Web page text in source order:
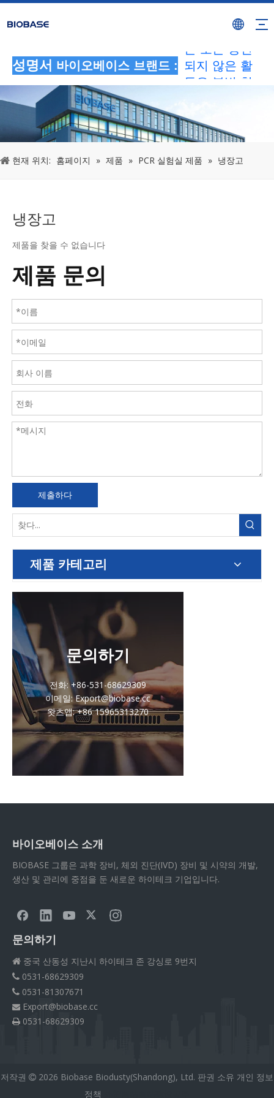
성명서 바이오베이스 브랜드 :
랜드를 사용하
되지 않은 활
동은 불법 침
에서 법적 책
임을 조사하겠
습니다.
현재 위치: 홈페이지 » 제품 » PCR 실험실 제품 » 냉장고
냉장고
제품을 찾을 수 없습니다
제품 문의
제출하다
제품 카테고리
문의하기
전화: +86-531-68629309
이메일: Export@biobase.cc
왓츠앱: +86 15965313270
바이오베이스 소개
BIOBASE 그룹은 과학 장비, 체외 진단(IVD) 장비 및 시약의 개발,
생산 및 관리에 중점을 둔 새로운 하이테크 기업입니다.
문의하기
 중국 산동성 지난시 하이테크 존 강싱로 9번지
 0531-68629309
 0531-81307671
 Export@biobase.cc
 0531-68629309
저작권  2026 Biobase Biodusty(Shandong), Ltd. 판권 소유 개인 정보
정책